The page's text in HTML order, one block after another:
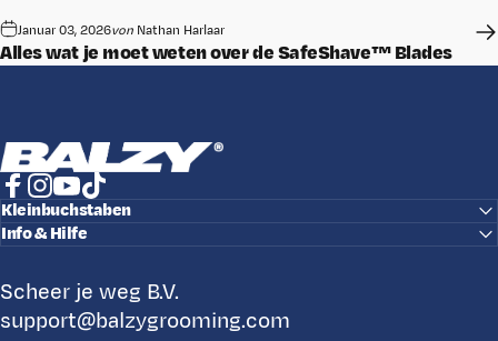
Januar 03, 2026von Nathan Harlaar
Alles wat je moet weten over de SafeShave™ Blades
BALZY
Facebook
Instagram
YouTube
TikTok
Kleinbuchstaben
Info & Hilfe
Scheer je weg B.V.
support@balzygrooming.com